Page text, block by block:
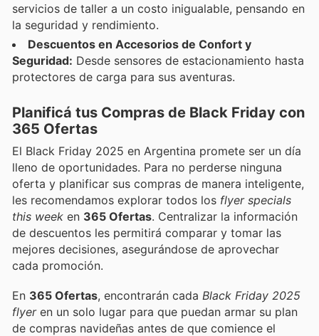
servicios de taller a un costo inigualable, pensando en
la seguridad y rendimiento.
Descuentos en Accesorios de Confort y
Seguridad: Desde sensores de estacionamiento hasta
protectores de carga para sus aventuras.
Planificá tus Compras de Black Friday con
365 Ofertas
El Black Friday 2025 en Argentina promete ser un día
lleno de oportunidades. Para no perderse ninguna
oferta y planificar sus compras de manera inteligente,
les recomendamos explorar todos los flyer specials
this week en 365 Ofertas. Centralizar la información
de descuentos les permitirá comparar y tomar las
mejores decisiones, asegurándose de aprovechar
cada promoción.
En 365 Ofertas, encontrarán cada Black Friday 2025
flyeren un solo lugar para que puedan armar su plan
de compras navideñas antes de que comience el